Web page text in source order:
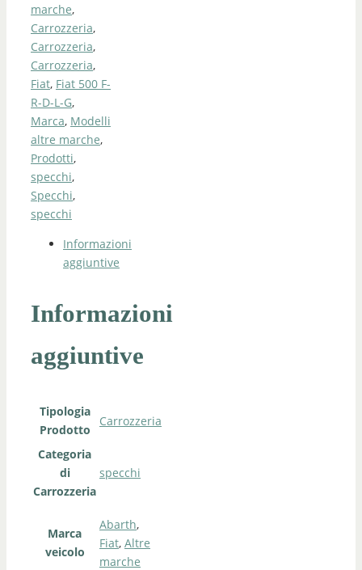
marche,
Carrozzeria,
Carrozzeria,
Carrozzeria,
Fiat, Fiat 500 F-
R-D-L-G,
Marca, Modelli
altre marche,
Prodotti,
specchi,
Specchi,
specchi
Informazioni
aggiuntive
Informazioni
aggiuntive
Tipologia
Prodotto
Carrozzeria
Categoria
di
Carrozzeria
specchi
Marca
veicolo
Abarth,
Fiat, Altre
marche